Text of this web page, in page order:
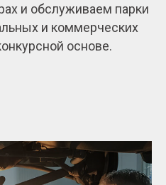
и обслуживаем парки
и коммерческих
основе.